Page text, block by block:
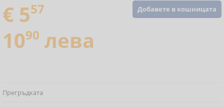
Добавете в кошницата
€ 557
1090 лева
Прегръдката